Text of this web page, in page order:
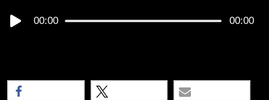
Audio
00:00 00:00